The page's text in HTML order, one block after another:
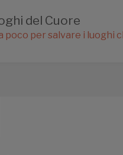
del Cuore
poco per salvare i luoghi